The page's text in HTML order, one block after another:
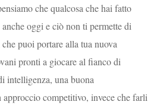
che qualcosa che hai fatto
oggi e ciò non ti permette di
puoi portare alla tua nuova
pronti a giocare al fianco di
intelligenza, una buona
competitivo, invece che farli